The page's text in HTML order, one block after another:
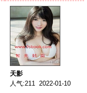
天影
人气:211 2022-01-10